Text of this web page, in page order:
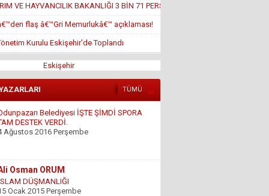
VE HAYVANCILIK BAKANLIĞI 3 BİN 71 PERSONEL ALACAK!
flaş â€™Gri Memurlukâ€™ açıklaması!
Kurulu Eskişehir’de Toplandı
Eskişehir
TÜMÜ
Osman ORUM
DÜŞMANLIĞI
Ocak 2015 Perşembe
ÇİTEMEL
BİR RAMAZAN İÇİN 10 ÖNERİ
Haziran 2016 Perşembe